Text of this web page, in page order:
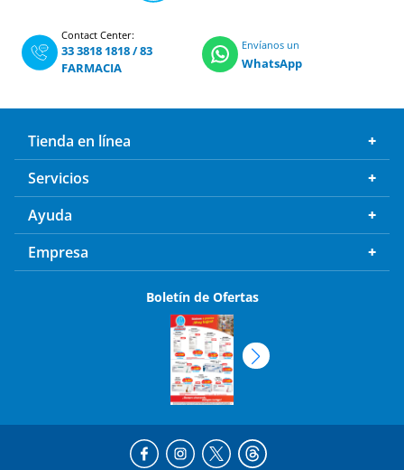
Contact Center:
33 3818 1818/83
FARMACIA
Envíanos un
WhatsApp
Tienda en línea
Servicios
Ayuda
Empresa
Boletín de Ofertas